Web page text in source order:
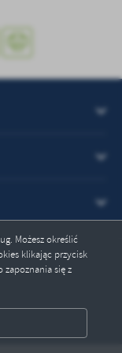
Możesz określić
klikając przycisk
zapoznania się z